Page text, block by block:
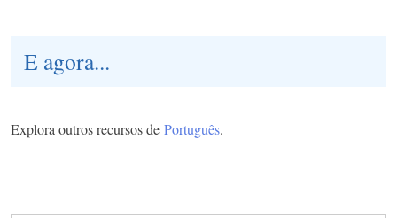
E agora...
Explora outros recursos de Português.